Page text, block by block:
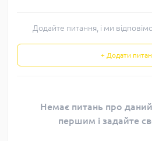
Додайте питання, і ми
+ Додати
Немає питань про
першим і задайте